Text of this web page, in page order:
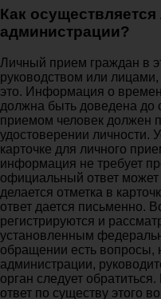
Как
администрации?
Личный прием граждан в
руководством или
это. Информация о
должна быть доведена до
приемом человек должен
удостоверении личности.
карточке для личного
информация не требует
официальный ответ может
делается отметка в
ответ дается письменно.
регистрируются и
установленным
обращении есть вопросы,
администрации,
орган следует
ответ по существу этого